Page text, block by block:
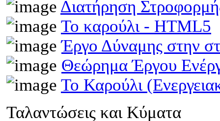
Διατήρηση
Το καρούλι - HTML5
Έργο Δύναμης στην
Θεώρημα Έργου
Το Καρούλι
Ταλαντώσεις και Κύματα